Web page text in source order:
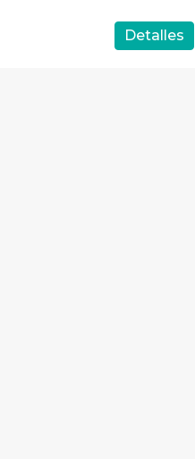
Detalles